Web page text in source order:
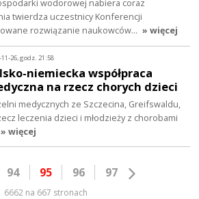
wodorowej nabiera coraz
twierdza uczestnicy Konferencji
rozwiązanie naukowców… » więcej
11-26, godz. 21:58
niemiecka współpraca
na rzecz chorych dzieci
medycznych ze Szczecina, Greifswaldu,
leczenia dzieci i młodzieży z chorobami
» więcej
94 95 96 97
6662 na 667 stronach